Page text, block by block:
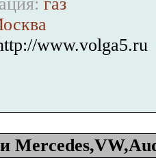
www.volga5.ru